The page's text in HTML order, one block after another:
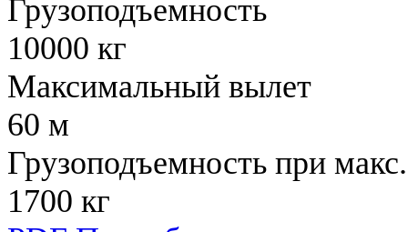
Грузоподъемность
10000 кг
Максимальный вылет
60 м
Грузоподъемность при
1700 кг